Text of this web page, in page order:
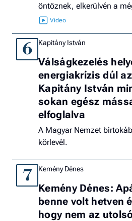
öntöznek, elkerülvén a
6 Kapitány István
Válságkezelés
energiakrízis dúl
Kapitány István
sokan egész
elfoglalva
A Magyar Nemzet
körlevél.
7 Kemény Dénes
Kemény Dénes:
benne volt hetven
hogy nem az